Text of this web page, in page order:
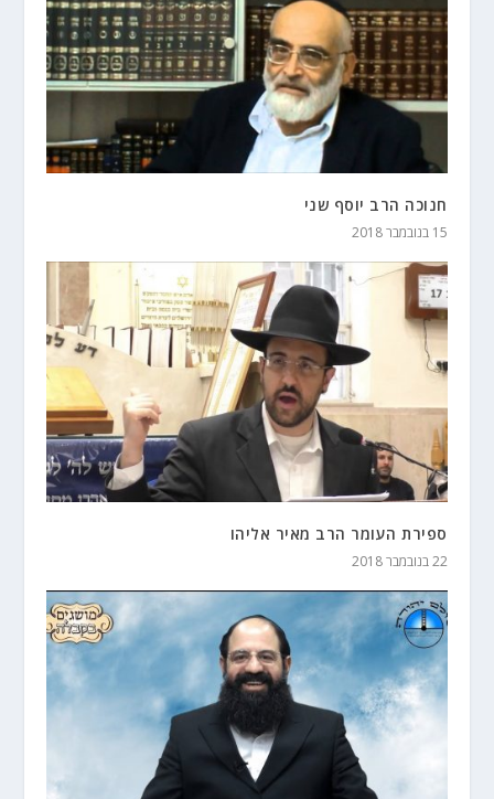
חנוכה הרב יוסף שני
15 בנובמבר 2018
ספירת העומר הרב מאיר אליהו
22 בנובמבר 2018